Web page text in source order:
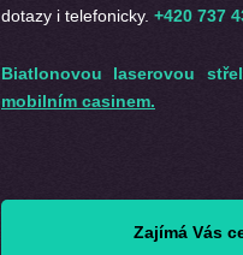
dotazy i telefonicky. +420 737
Biatlonovou laserovou
mobilním casinem.
Zajímá Vás